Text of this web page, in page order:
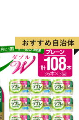
・地方創生推進（地
・地域ブランドの推
〇特定事業（具体的
寄附件数 103件